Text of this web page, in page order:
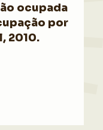
ocupada
por
2010.